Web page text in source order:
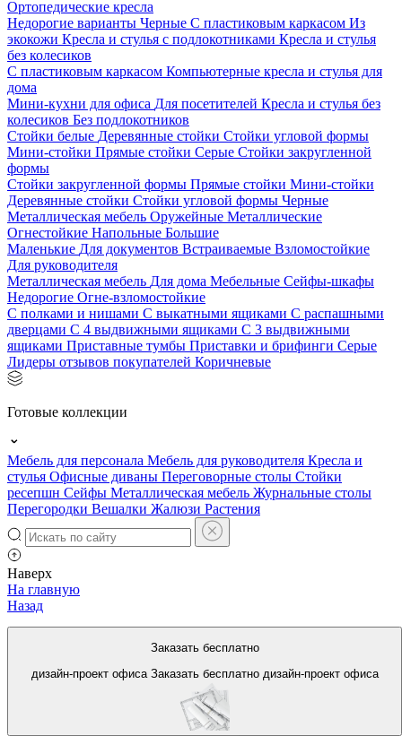
Ортопедические кресла
Недорогие варианты Черные С пластиковым каркасом Из
экокожи Кресла и стулья с подлокотниками Кресла и стулья
без колесиков
С пластиковым каркасом Компьютерные кресла и стулья для
дома
Мини-кухни для офиса Для посетителей Кресла и стулья без
колесиков Без подлокотников
Стойки белые Деревянные стойки Стойки угловой формы
Мини-стойки Прямые стойки Серые Стойки закругленной
формы
Стойки закругленной формы Прямые стойки Мини-стойки
Деревянные стойки Стойки угловой формы Черные
Металлическая мебель Оружейные Металлические
Огнестойкие Напольные Большие
Маленькие Для документов Встраиваемые Взломостойкие
Для руководителя
Металлическая мебель Для дома Мебельные Сейфы-шкафы
Недорогие Огне-взломостойкие
С полками и нишами С выкатными ящиками С распашными
дверцами С 4 выдвижными ящиками С 3 выдвижными
ящиками Приставные тумбы Приставки и брифинги Серые
Лидеры отзывов покупателей Коричневые
Готовые коллекции
Мебель для персонала Мебель для руководителя Кресла и
стулья Офисные диваны Переговорные столы Стойки
ресепшн Сейфы Металлическая мебель Журнальные столы
Перегородки Вешалки Жалюзи Растения
Наверх
Заказать бесплатно
дизайн-проект офиса Заказать бесплатнодизайн-проект офиса
На главную
Назад
Белые стойки
администратора (ресепшн)